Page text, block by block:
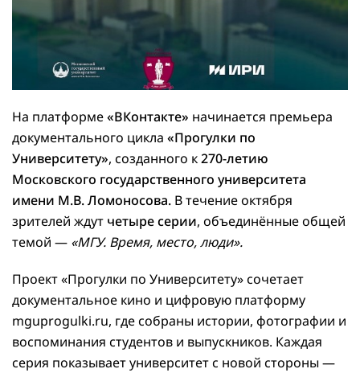
На платформе«ВКонтакте» начинается премьера
документального цикла «Прогулки по
Университету», созданного к270-летию
Московского государственного университета
имени М.В. Ломоносова. В течение октября
зрителей ждут четыре серии, объединённые общей
темой — «МГУ. Время, место, люди».
Проект «Прогулки по Университету» сочетает
документальное кино и цифровую платформу
mguprogulki.ru, где собраны истории, фотографии и
воспоминания студентов и выпускников. Каждая
серия показывает университет с новой стороны —